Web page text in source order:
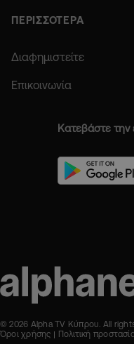
ΠΕΡΙΣΣΟΤΕΡΑ
Διαφημιστείτε
Επικοινωνία
Κατεβάστε
© 2026 Alpha TV Κύπρου. All
Όροι χρήσης
Πολιτική